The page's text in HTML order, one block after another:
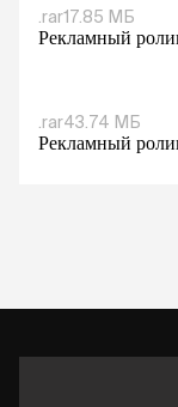
.rar17.85 МБ
Рекламный
.rar43.74 МБ
Рекламный